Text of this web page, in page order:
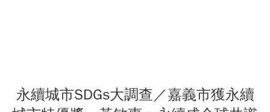
永續城市SDGs大調查／嘉義市獲永續